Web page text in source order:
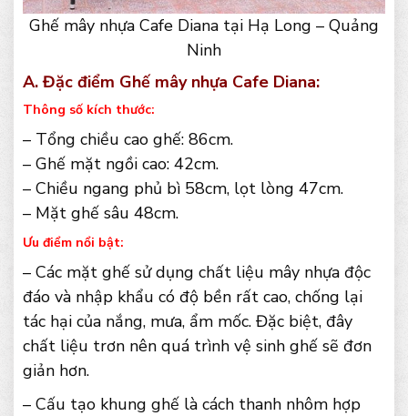
Ghế mây nhựa Cafe Diana tại Hạ Long – Quảng
Ninh
A. Đặc điểm Ghế mây nhựa Cafe Diana:
Thông số kích thước:
– Tổng chiều cao ghế: 86cm.
– Ghế mặt ngồi cao: 42cm.
– Chiều ngang phủ bì 58cm, lọt lòng 47cm.
– Mặt ghế sâu 48cm.
Ưu điểm nổi bật:
– Các mặt ghế sử dụng chất liệu mây nhựa độc
đáo và nhập khẩu có độ bền rất cao, chống lại
tác hại của nắng, mưa, ẩm mốc. Đặc biệt, đây
chất liệu trơn nên quá trình vệ sinh ghế sẽ đơn
giản hơn.
– Cấu tạo khung ghế là cách thanh nhôm hợp